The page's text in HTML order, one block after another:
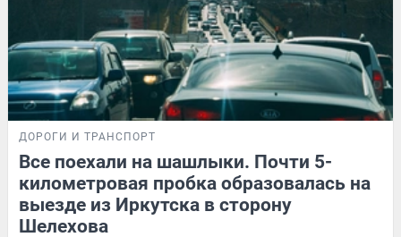
ДОРОГИ И ТРАНСПОРТ
Все поехали на шашлыки. Почти 5-
километровая пробка образовалась на
выезде из Иркутска в сторону
Шелехова